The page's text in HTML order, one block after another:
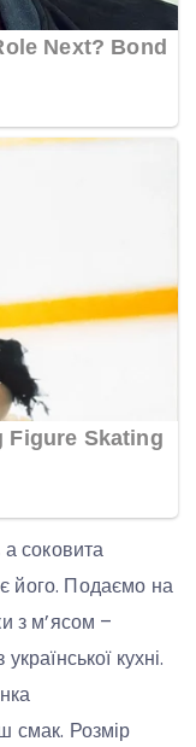
а соковита
його. Подаємо на
з м’ясом –
кухні.
смак. Розмір